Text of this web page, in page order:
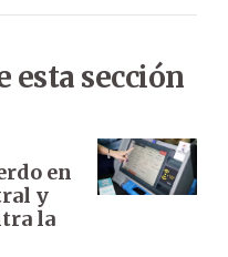
esta sección
en
y
la